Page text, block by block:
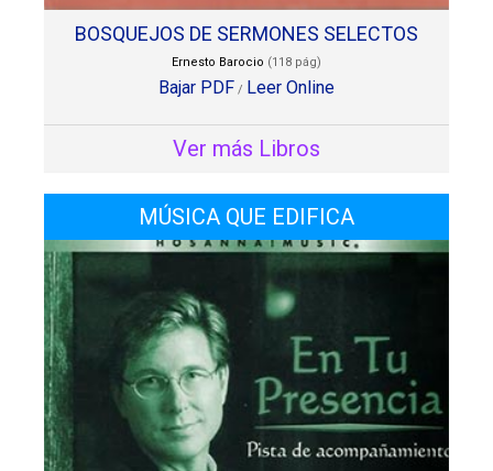
BOSQUEJOS DE SERMONES SELECTOS
Ernesto Barocio (118 pág)
Bajar PDF / Leer Online
Ver más Libros
MÚSICA QUE EDIFICA